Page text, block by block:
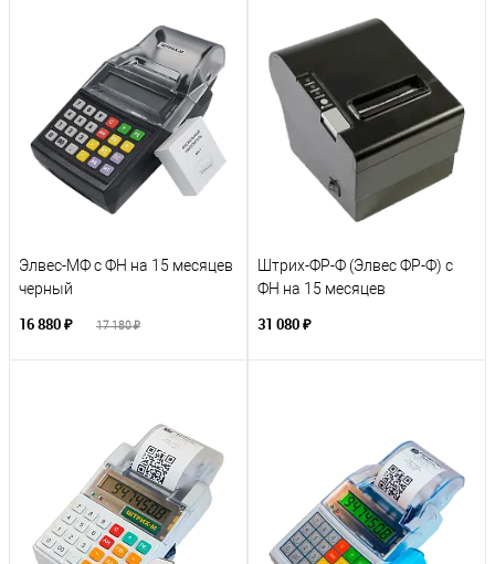
Элвес-МФ с ФН на 15 месяцев
черный
16 880 ₽ 17 180 ₽
Штрих-ФР-Ф (Элвес ФР-Ф) с
ФН на 15 месяцев
31 080 ₽